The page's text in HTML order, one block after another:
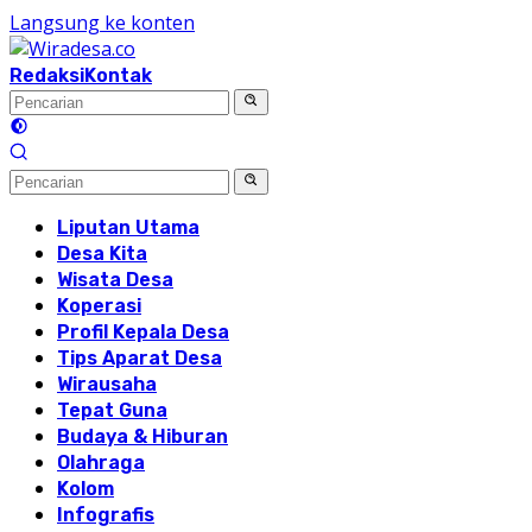
Langsung ke konten
RedaksiKontak
Liputan Utama
Desa Kita
Wisata Desa
Koperasi
Profil Kepala Desa
Tips Aparat Desa
Wirausaha
Tepat Guna
Budaya & Hiburan
Olahraga
Kolom
Infografis